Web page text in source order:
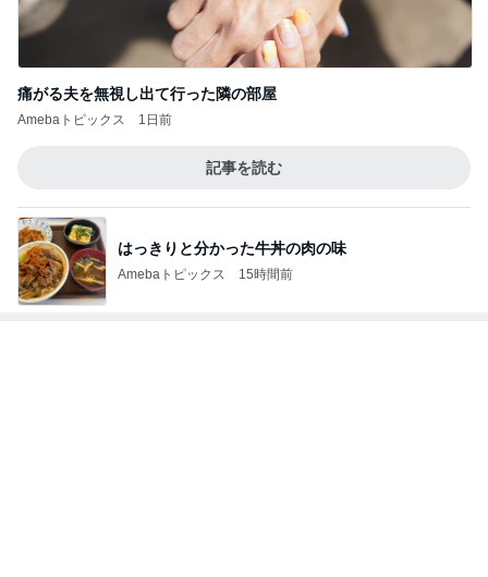
痛がる夫を無視し出て行った隣の部屋
Amebaトピックス 1日前
記事を読む
はっきりと分かった牛丼の肉の味
Amebaトピックス 15時間前